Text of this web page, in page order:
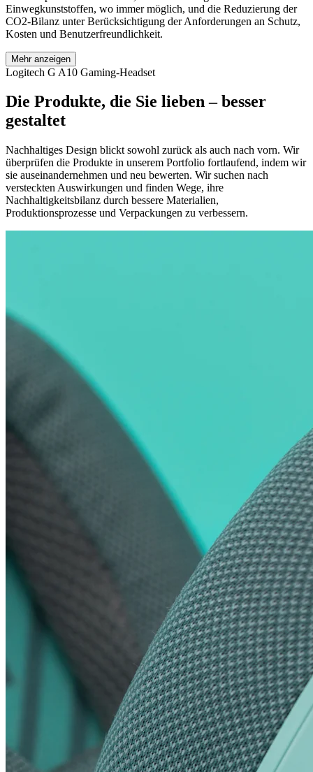
Einwegkunststoffen, wo immer möglich, und die Reduzierung der
CO2-Bilanz unter Berücksichtigung der Anforderungen an Schutz,
Kosten und Benutzerfreundlichkeit.
Mehr anzeigen
Logitech G A10 Gaming-Headset
Die Produkte, die Sie lieben – besser
gestaltet
Nachhaltiges Design blickt sowohl zurück als auch nach vorn. Wir
überprüfen die Produkte in unserem Portfolio fortlaufend, indem wir
sie auseinandernehmen und neu bewerten. Wir suchen nach
versteckten Auswirkungen und finden Wege, ihre
Nachhaltigkeitsbilanz durch bessere Materialien,
Produktionsprozesse und Verpackungen zu verbessern.